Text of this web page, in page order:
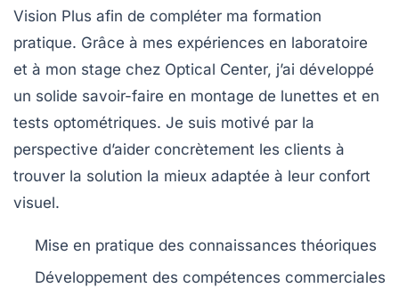
Vision Plus afin de compléter ma formation
pratique. Grâce à mes expériences en laboratoire
et à mon stage chez Optical Center, j’ai développé
un solide savoir-faire en montage de lunettes et en
tests optométriques. Je suis motivé par la
perspective d’aider concrètement les clients à
trouver la solution la mieux adaptée à leur confort
visuel.
Mise en pratique des connaissances théoriques
Développement des compétences commerciales